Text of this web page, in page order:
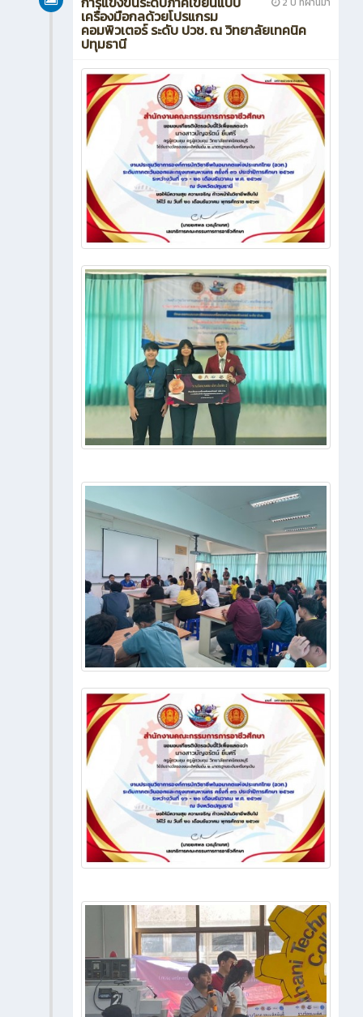
เครื่องมือกลด้วยโปรแกรม
คอมพิวเตอร์ ระดับ ปวช. ณ วิทยาลัยเทคนิค
ปทุมธานี